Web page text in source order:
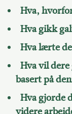
Hva,
Hva gikk
Hva lærte
Hva vil dere
basert på
Hva gjorde